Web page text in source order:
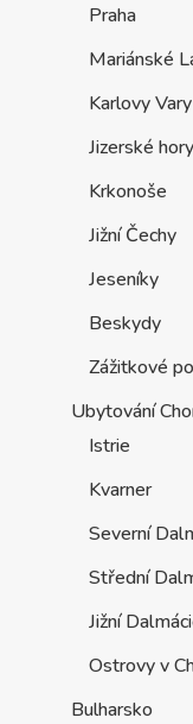
Praha
Mariánské
Karlovy Vary
Jizerské hory
Krkonoše
Jižní Čechy
Jeseníky
Beskydy
Zážitkové
Ubytování
Istrie
Kvarner
Severní
Střední
Jižní
Ostrovy v
Bulharsko